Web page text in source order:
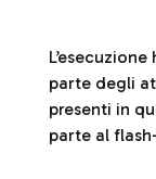
parte degli
presenti in
parte al